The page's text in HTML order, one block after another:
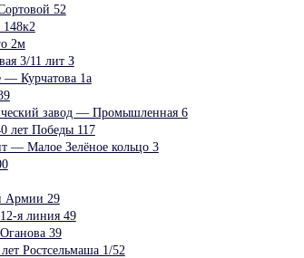
52
2м
3/11 лит З
— Курчатова 1а
завод — Промышленная 6
лет Победы 117
— Малое Зелёное кольцо 3
Армии 29
я линия 49
39
Ростсельмаша 1/52